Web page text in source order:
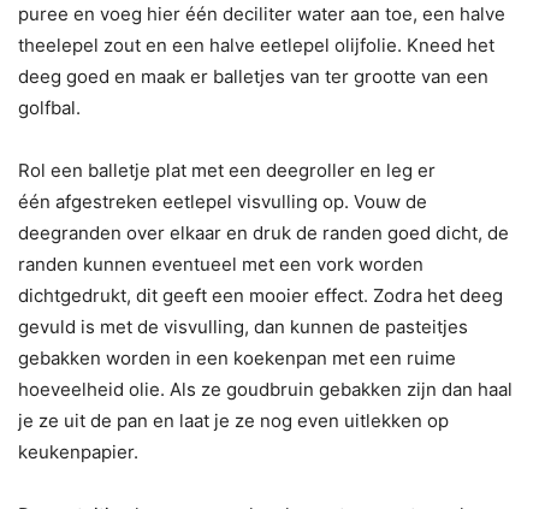
puree en voeg hier één deciliter water aan toe, een halve
theelepel zout en een halve eetlepel olijfolie. Kneed het
deeg goed en maak er balletjes van ter grootte van een
golfbal.
Rol een balletje plat met een deegroller en leg er
één afgestreken eetlepel visvulling op. Vouw de
deegranden over elkaar en druk de randen goed dicht, de
randen kunnen eventueel met een vork worden
dichtgedrukt, dit geeft een mooier effect. Zodra het deeg
gevuld is met de visvulling, dan kunnen de pasteitjes
gebakken worden in een koekenpan met een ruime
hoeveelheid olie. Als ze goudbruin gebakken zijn dan haal
je ze uit de pan en laat je ze nog even uitlekken op
keukenpapier.